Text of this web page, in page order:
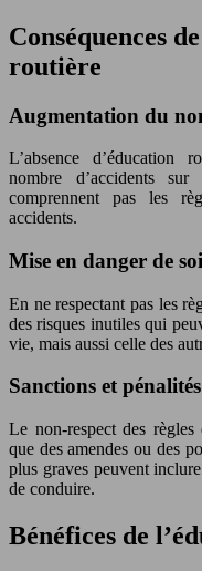
Conséquences
routière
Augmentation du
L’absence d’éducation
nombre d’accidents
comprennent pas les
accidents.
Mise en danger de
En ne respectant pas les
des risques inutiles qui
vie, mais aussi celle des
Sanctions et pénalités
Le non-respect des
que des amendes ou des
plus graves peuvent
de conduire.
Bénéfices de